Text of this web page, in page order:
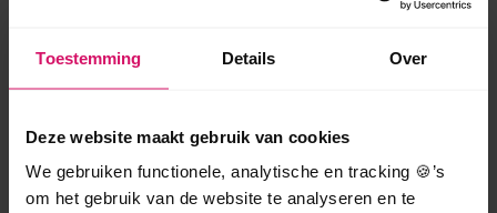
Toestemming Details Over
Deze website maakt gebruik van cookies
We gebruiken functionele, analytische en tracking 🍪’s
om het gebruik van de website te analyseren en te